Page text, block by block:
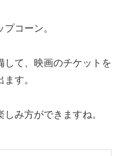
コーン。
して、映画のチケットを
す。
み方ができますね。